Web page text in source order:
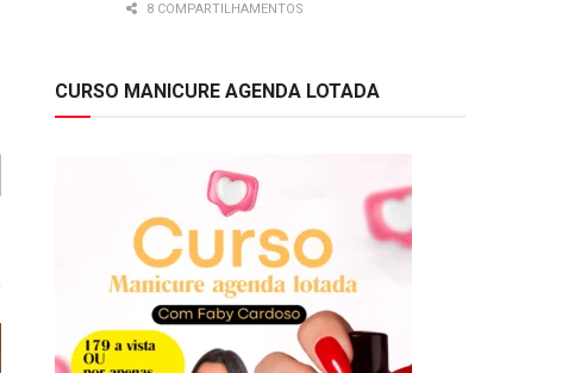
8 COMPARTILHAMENTOS
CURSO MANICURE AGENDA LOTADA